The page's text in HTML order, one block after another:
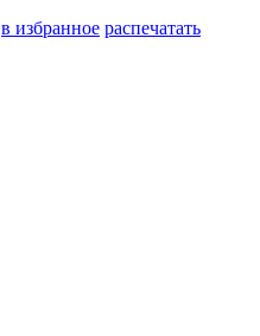
в избранное распечатать